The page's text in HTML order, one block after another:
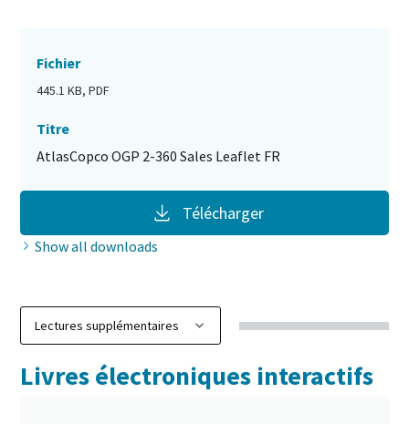
Fichier
445.1 KB, PDF
Titre
AtlasCopco OGP 2-360 Sales Leaflet FR
Télécharger
Show all downloads
Livres électroniques interactifs